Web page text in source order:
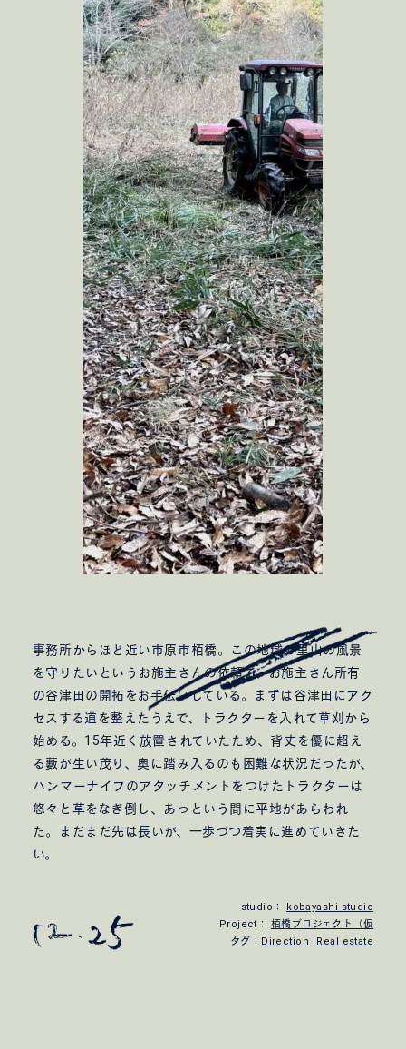
事務所からほど近い市原市栢橋。この地域の里山の風景
を守りたいというお施主さんの依頼で、お施主さん所有
の谷津田の開拓をお手伝いしている。まずは谷津田にアク
セスする道を整えたうえで、トラクターを入れて草刈から
始める。15年近く放置されていたため、背丈を優に超え
る藪が生い茂り、奥に踏み入るのも困難な状況だったが、
ハンマーナイフのアタッチメントをつけたトラクターは
悠々と草をなぎ倒し、あっという間に平地があらわれ
た。まだまだ先は長いが、一歩づつ着実に進めていきた
い。
studio：
kobayashi studio
Project：
栢橋プロジェクト（仮
タグ： Direction Real estate